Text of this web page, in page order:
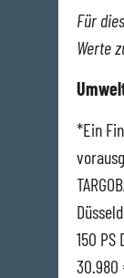
Für
Werte
*Ein
150 PS
30.980